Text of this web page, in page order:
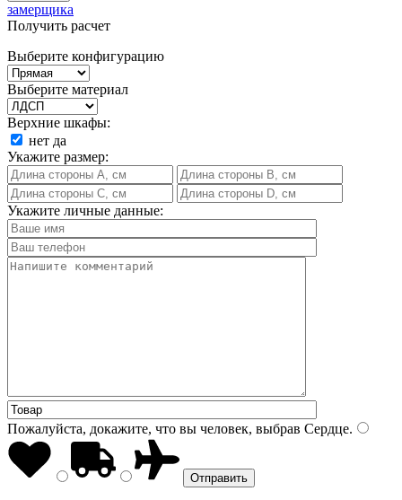
замерщика
Получить расчет
Выберите конфигурацию
Выберите материал
Верхние шкафы:
нет да
Укажите размер:
Укажите личные данные:
Пожалуйста, докажите, что вы человек, выбрав Сердце.